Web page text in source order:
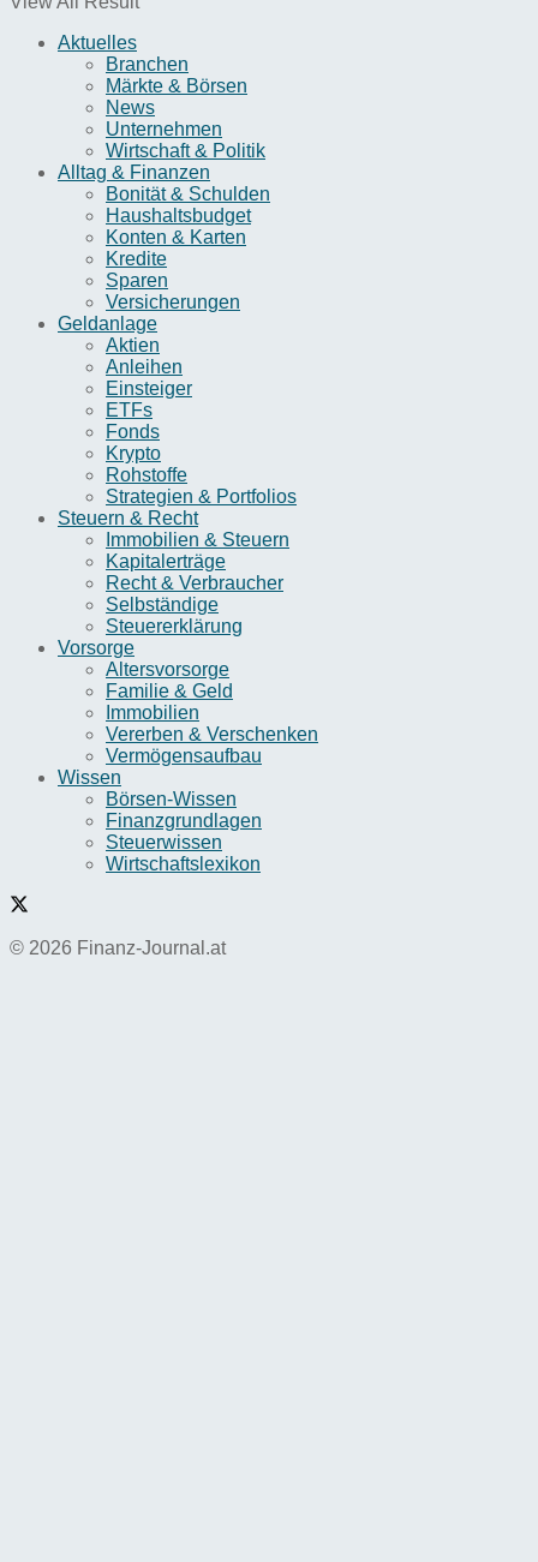
Aktuelles
Branchen
Märkte & Börsen
News
Unternehmen
Wirtschaft & Politik
Alltag & Finanzen
Bonität & Schulden
Haushaltsbudget
Konten & Karten
Kredite
Sparen
Versicherungen
Geldanlage
Aktien
Anleihen
Einsteiger
ETFs
Fonds
Krypto
Rohstoffe
Strategien & Portfolios
Steuern & Recht
Immobilien & Steuern
Kapitalerträge
Recht & Verbraucher
Selbständige
Steuererklärung
Vorsorge
Altersvorsorge
Familie & Geld
Immobilien
Vererben & Verschenken
Vermögensaufbau
Wissen
Börsen-Wissen
Finanzgrundlagen
Steuerwissen
Wirtschaftslexikon
© 2026 Finanz-Journal.at